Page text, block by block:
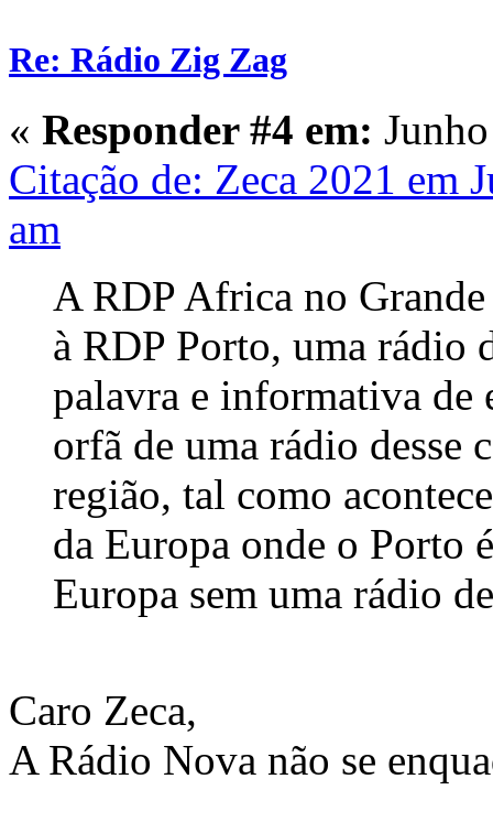
Re: Rádio Zig Zag
« Responder #4 em:
Citação de: Zeca 2021 em
am
A RDP Africa no
à RDP Porto, uma rádio
palavra e informativa de
orfã de uma rádio desse
região, tal como
da Europa onde o Porto
Europa sem uma rádio
Caro Zeca,
A Rádio Nova não se